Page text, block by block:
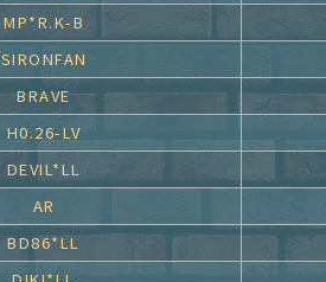
MP*R.K-B
SIRONFAN
BRAVE
H0.26-LV
DEVIL*LL
AR
BD86*LL